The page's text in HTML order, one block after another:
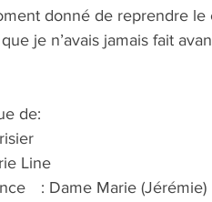
donné de reprendre
je n’avais jamais fait
de:
: Marie Line
Lieu de Naissance	: Dame Marie (Jérémie)